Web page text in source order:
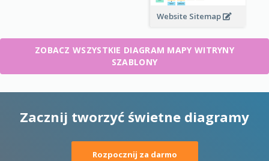
Website Sitemap
ZOBACZ WSZYSTKIE DIAGRAM MAPY WITRYNY
SZABLONY
Zacznij tworzyć świetne diagramy
Rozpocznij za darmo